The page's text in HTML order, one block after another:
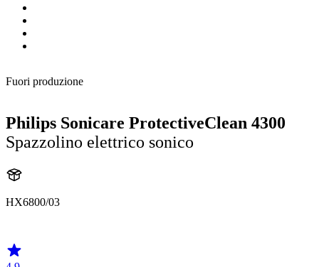
Fuori produzione
Philips Sonicare ProtectiveClean 4300
Spazzolino elettrico sonico
HX6800/03